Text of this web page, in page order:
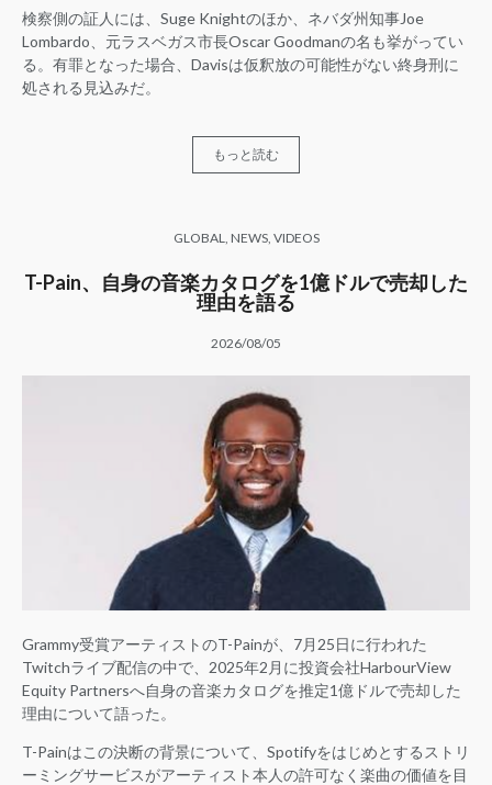
検察側の証人には、Suge Knightのほか、ネバダ州知事Joe
Lombardo、元ラスベガス市長Oscar Goodmanの名も挙がってい
る。有罪となった場合、Davisは仮釈放の可能性がない終身刑に
処される見込みだ。
もっと読む
GLOBAL NEWS, VIDEOS
T-Pain、自身の音楽カタログを1億ドルで売却した
理由を語る
2026/08/05
Grammy受賞アーティストのT-Painが、7月25日に行われた
Twitchライブ配信の中で、2025年2月に投資会社HarbourView
Equity Partnersへ自身の音楽カタログを推定1億ドルで売却した
理由について語った。
T-Painはこの決断の背景について、Spotifyをはじめとするストリ
ーミングサービスがアーティスト本人の許可なく楽曲の価値を目